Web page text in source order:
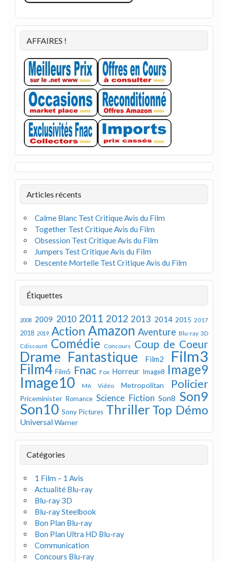
AFFAIRES !
Articles récents
Calme Blanc Test Critique Avis du Film
Together Test Critique Avis du Film
Obsession Test Critique Avis du Film
Jumpers Test Critique Avis du Film
Descente Mortelle Test Critique Avis du Film
Étiquettes
2008 2009 2010 2011 2012 2013 2014 2015 2017
2018 2019 Action Amazon Aventure Blu-ray 3D
Cdiscount Comédie Concours Coup de Coeur
Drame Fantastique Film2 Film3
Film4 Film5 Fnac Fox Horreur Image8 Image9
Image10 M6 Vidéo Metropolitan Policier
Priceminister Romance Science Fiction Son8 Son9
Son10 Sony Pictures Thriller Top Démo
UniversalWarner
Catégories
1 Film – 1 Avis
Actualité Blu-ray
Blu-ray 3D
Blu-ray Steelbook
Bon Plan Blu-ray
Bon Plan Ultra HD Blu-ray
Communication
Concours Blu-ray